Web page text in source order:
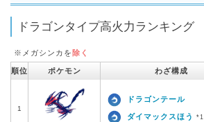
ドラゴンタイプ高火力ランキング
※メガシンカを 除く
順位 ポケモン わざ構成
1
ドラゴンテール
ダイマックスほう *1